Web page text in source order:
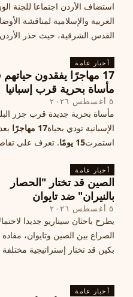
استضاف الأردن اجتماعا للجنة
العربية والإسلامية لمناقشة
القدس الشرقية، حيث حذر
الدول إلى الامتناع عن نقل
القدس، ما يزيد التوتر في
أخبار عامة
17 مهاجرًا يفقدون
مأساة بحرية قرب إسبانيا
٥ أغسطس ٢٠٢٦
مأساة بحرية جديدة قرب جزر
الإسبانية تودي بحياة17 مهاجرًا
استمرت15 يومًا
. تعرف على
أخبار عامة
الصين قد تختار "الحصار
بالنيران" ضد تايوان
٥ أغسطس ٢٠٢٦
يطرح باحثان سيناريو جديدا
الصراع بين الصين وتايوان،
بكين قد تختار إستراتيجية
"الحصار بالنيران
أخبار عامة